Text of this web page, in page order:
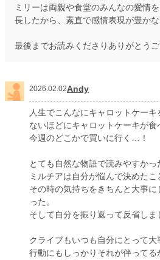
ミリーは両親や食堂のみんなの愛情
長したから、素直で感情表現が豊か
最後までお読みくださりありがとう
2026.02.02Andy
人生でこんなにキャロットケー
ないほどにキャロットケーキが食
今週のどこかで買いに行く…！
とても自然な物語で読みやすかっ
ミルチアは自分が悩んで決めたこ
その時の気持ちをきちんと大事
った。
そして自分を振り返って反省し
クライブもいつも自分にとって大
行動にもしっかりそれが伴って